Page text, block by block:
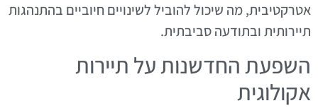
אטרקטיבית, מה שיכול להוביל לשינויים חיוביים בהתנהגות
תיירותית ובתודעה סביבתית.
השפעת החדשנות על תיירות
אקולוגית